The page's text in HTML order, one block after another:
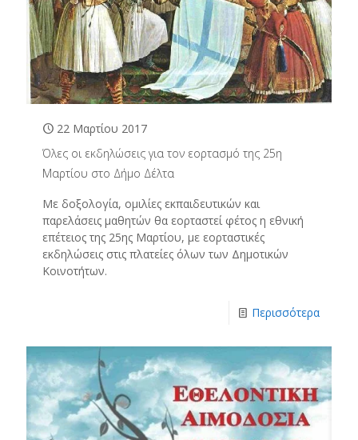
22 Μαρτίου 2017
Όλες οι εκδηλώσεις για τον εορτασμό της 25η
Μαρτίου στο Δήμο Δέλτα
Με δοξολογία, ομιλίες εκπαιδευτικών και
παρελάσεις μαθητών θα εορταστεί φέτος η εθνική
επέτειος της 25ης Μαρτίου, με εορταστικές
εκδηλώσεις στις πλατείες όλων των Δημοτικών
Κοινοτήτων.
Περισσότερα